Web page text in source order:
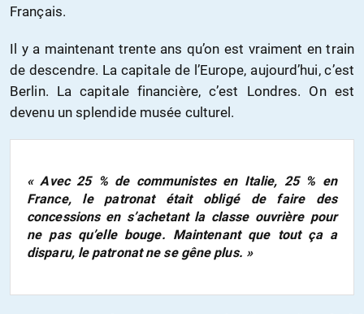
Français.
Il y a maintenant trente ans qu’on est vraiment en train
de descendre. La capitale de l’Europe, aujourd’hui, c’est
Berlin. La capitale financière, c’est Londres. On est
devenu un splendide musée culturel.
« Avec 25 % de communistes en Italie, 25 % en
France, le patronat était obligé de faire des
concessions en s’achetant la classe ouvrière pour
ne pas qu’elle bouge. Maintenant que tout ça a
disparu, le patronat ne se gêne plus. »